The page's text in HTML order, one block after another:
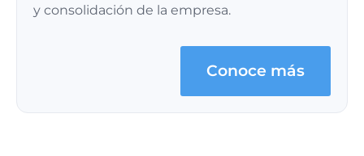
y consolidación de la empresa.
Conoce más